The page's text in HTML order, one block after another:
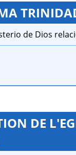
de Dios
DE